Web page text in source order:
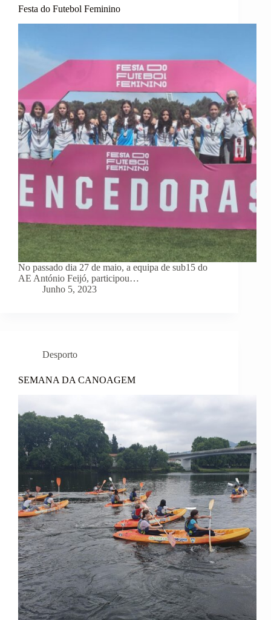
Festa do Futebol Feminino
No passado dia 27 de maio, a equipa de sub15 do
AE António Feijó, participou…
Junho 5, 2023
Desporto
SEMANA DA CANOAGEM